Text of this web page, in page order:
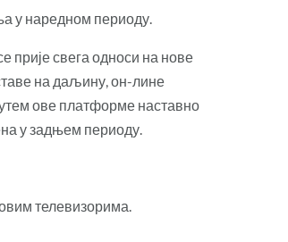
у наредном периоду.
прије свега односи на нове
на даљину, он-лине
ове платформе наставно
у задњем периоду.
телевизорима.